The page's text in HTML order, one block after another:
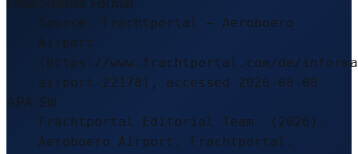
Empfohlenes Format
Source: Frachtportal – Aeroboero
Airport
(https://www.frachtportal.com/de/
airport-22178), accessed 2026-08-08
APA-Stil
Frachtportal Editorial Team. (2026).
Aeroboero Airport. Frachtportal.